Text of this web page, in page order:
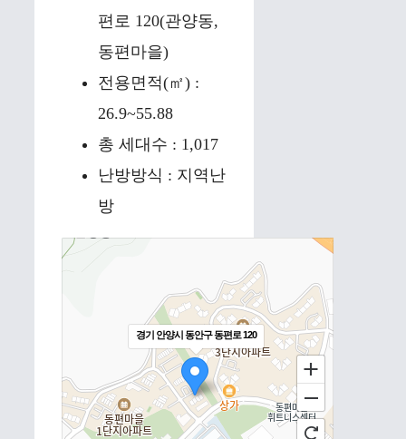
편로 120(관양동,
동편마을)
전용면적(㎡) :
26.9~55.88
총 세대수 : 1,017
난방방식 : 지역난
방
경기 안양시 동안구 동편로 120